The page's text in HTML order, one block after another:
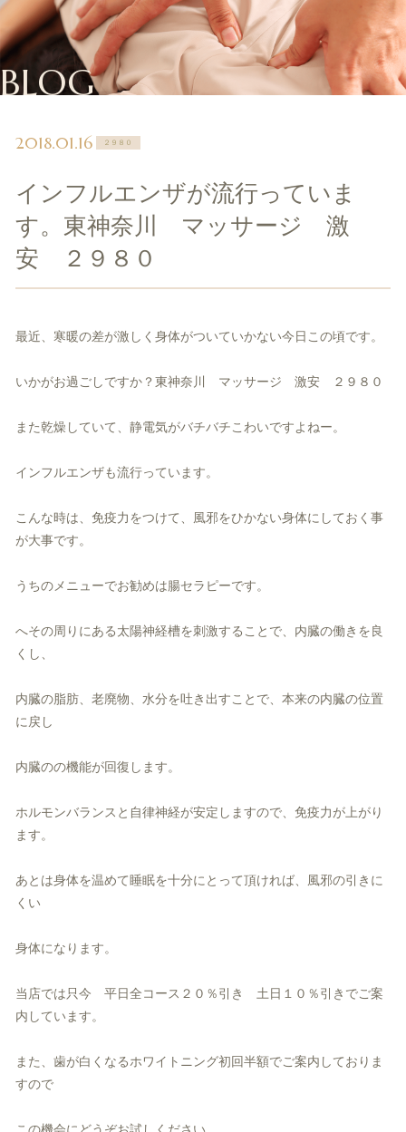
BLOG
2018.01.16 ２９８０
インフルエンザが流行っていま
す。東神奈川 マッサージ 激
安 ２９８０
最近、寒暖の差が激しく身体がついていかない今日この頃です。
いかがお過ごしですか？東神奈川 マッサージ 激安 ２９８０
また乾燥していて、静電気がバチバチこわいですよねー。
インフルエンザも流行っています。
こんな時は、免疫力をつけて、風邪をひかない身体にしておく事
が大事です。
うちのメニューでお勧めは腸セラピーです。
へその周りにある太陽神経槽を刺激することで、内臓の働きを良
くし、
内臓の脂肪、老廃物、水分を吐き出すことで、本来の内臓の位置
に戻し
内臓のの機能が回復します。
ホルモンバランスと自律神経が安定しますので、免疫力が上がり
ます。
あとは身体を温めて睡眠を十分にとって頂ければ、風邪の引きに
くい
身体になります。
当店では只今 平日全コース２０％引き 土日１０％引きでご案
内しています。
また、歯が白くなるホワイトニング初回半額でご案内しておりま
すので